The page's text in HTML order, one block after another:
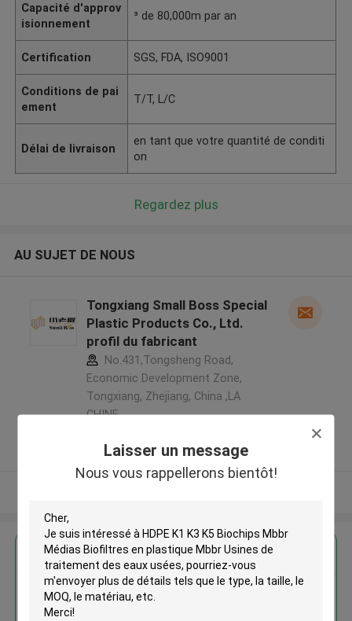
Laisser un message
Nous vous rappellerons bientôt!
Capacité d'approv
isionnement
³ de 80,000m par an
Certification SGS, FDA, ISO9001
Conditions de pai
ement
T/T, L/C
Délai de livraison
en tant que votre quantité de conditi
on
Regardez plus
AU SUJET DE NOUS
Tongxiang Small Boss Special
Plastic Products Co., Ltd.
profil du fabricant
No.431,Tongsheng Road,
Economic Development Zone,
Tongxiang, Zhejiang, China ,LA
CHINE
Fournisseur vérifié
HDPE K1 K3 K5 Biochips Mbbr